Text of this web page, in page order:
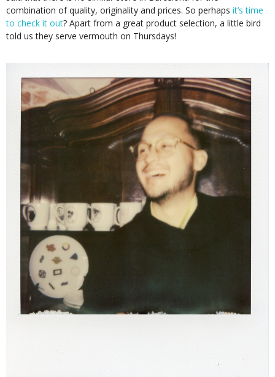
combination of quality, originality and prices. So perhaps it’s time
to check it out? Apart from a great product selection, a little bird
told us they serve vermouth on Thursdays!